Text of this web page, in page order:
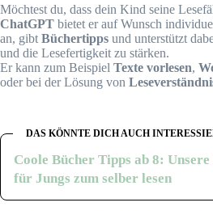
Möchtest du, dass dein Kind seine
ChatGPT bietet er auf Wunsch
an, gibt Büchertipps und unterstützt
und die Lesefertigkeit zu stärken.
Er kann zum Beispiel Texte vorlesen,
oder bei der Lösung von
DAS KÖNNTE DICH AUCH
Coole Bücher Tipps ab 8:
für Jungs zum selber lesen